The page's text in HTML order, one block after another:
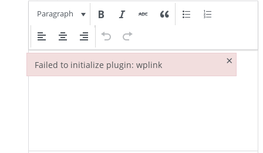
Paragraph
Failed to initialize plugin: wplink ×
Failed to initialize plugin: wplink